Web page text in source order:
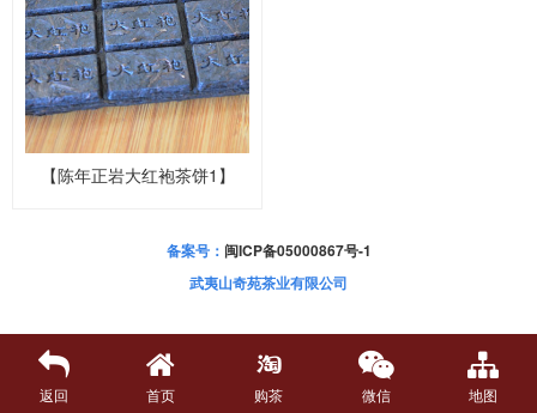
【陈年正岩大红袍茶饼1】
备案号： 闽ICP备05000867号-1
武夷山奇苑茶业有限公司
返回 首页 购茶 微信 地图